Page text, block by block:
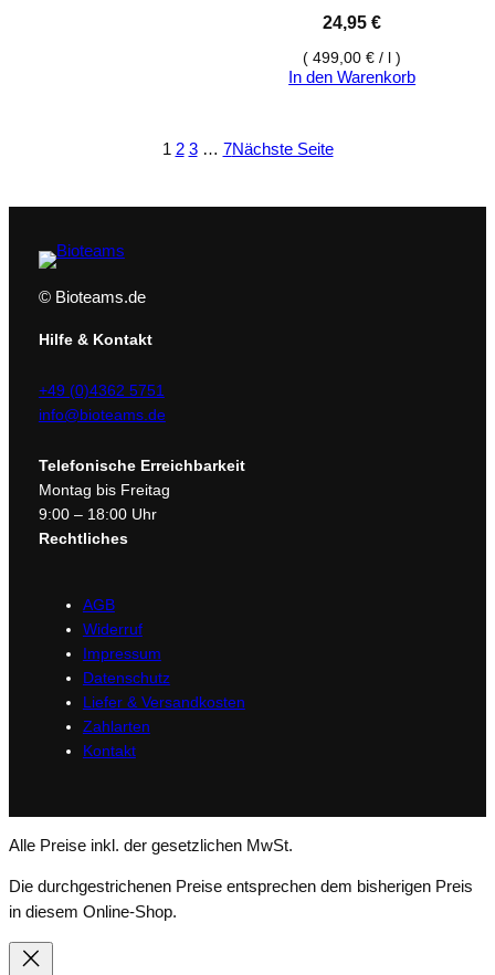
24,95€
(499,00€ / l )
In den Warenkorb
1 2 3 … 7Nächste Seite
© Bioteams.de
Hilfe & Kontakt
+49 (0)4362 5751
info@bioteams.de
Telefonische Erreichbarkeit
Montag bis Freitag
9:00 – 18:00 Uhr
Rechtliches
AGB
Widerruf
Impressum
Datenschutz
Liefer & Versandkosten
Zahlarten
Kontakt
Alle Preise inkl. der gesetzlichen MwSt.
Die durchgestrichenen Preise entsprechen dem bisherigen Preis
in diesem Online-Shop.